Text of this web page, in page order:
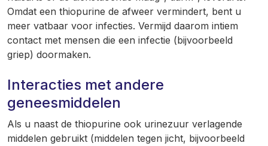
Omdat een thiopurine de afweer vermindert, bent u
meer vatbaar voor infecties. Vermijd daarom intiem
contact met mensen die een infectie (bijvoorbeeld
griep) doormaken.
Interacties met andere
geneesmiddelen
Als u naast de thiopurine ook urinezuur verlagende
middelen gebruikt (middelen tegen jicht, bijvoorbeeld